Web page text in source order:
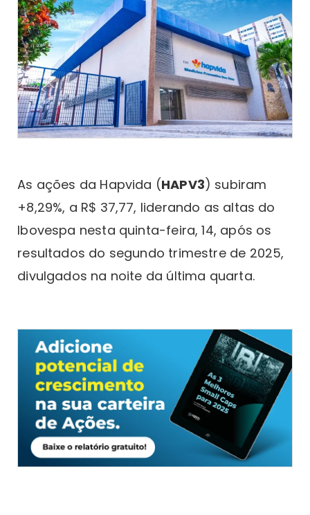
As ações da Hapvida (HAPV3) subiram
+8,29%, a R$ 37,77, liderando as altas do
Ibovespa nesta quinta-feira, 14, após os
resultados do segundo trimestre de 2025,
divulgados na noite da última quarta.